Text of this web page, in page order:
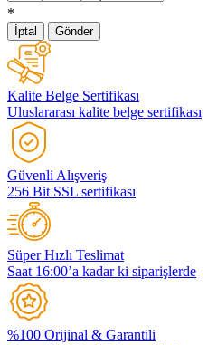
*
İptal Gönder
Kalite Belge Sertifikası
Uluslararası kalite belge sertifikası
Güvenli Alışveriş
256 Bit SSL sertifikası
Süper Hızlı Teslimat
Saat 16:00’a kadar ki siparişlerde
%100 Orijinal & Garantili